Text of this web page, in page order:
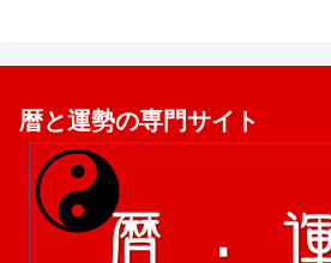
暦と運勢の専門サイト